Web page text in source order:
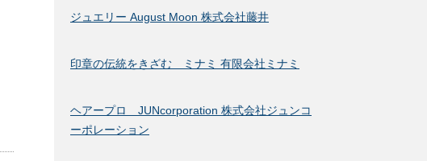
ジュエリー August Moon 株式会社藤井
印章の伝統をきざむ ミナミ 有限会社ミナミ
ヘアープロ JUNcorporation 株式会社ジュンコ
ーポレーション